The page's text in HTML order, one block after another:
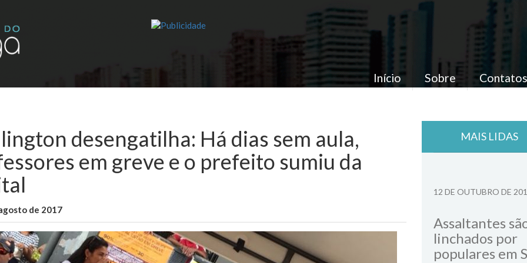
Início Sobre Contatos
desengatilha: Há dias sem aula,
em greve e o prefeito sumiu da
de 2017
MAIS LIDAS
12 DE OUTUBRO DE
Assaltantes
linchados por
populares em